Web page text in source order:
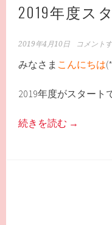
2019年度ス
2019年4月10日 コメント
みなさま こんにちは
2019年度がスタート
続きを読む →